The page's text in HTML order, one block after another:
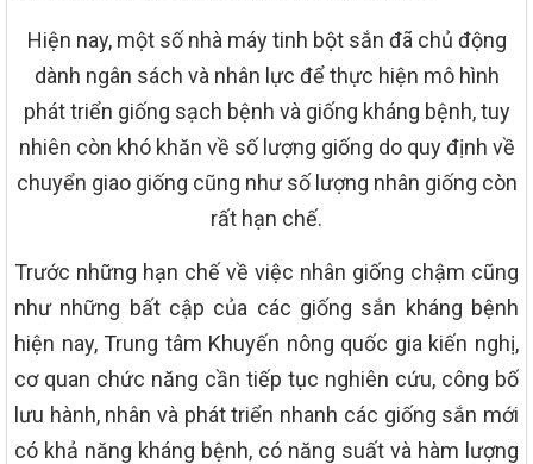
Hiện nay, một số nhà máy tinh bột sắn đã chủ động
dành ngân sách và nhân lực để thực hiện mô hình
phát triển giống sạch bệnh và giống kháng bệnh, tuy
nhiên còn khó khăn về số lượng giống do quy định về
chuyển giao giống cũng như số lượng nhân giống còn
rất hạn chế.
Trước những hạn chế về việc nhân giống chậm cũng
như những bất cập của các giống sắn kháng bệnh
hiện nay, Trung tâm Khuyến nông quốc gia kiến nghị,
cơ quan chức năng cần tiếp tục nghiên cứu, công bố
lưu hành, nhân và phát triển nhanh các giống sắn mới
có khả năng kháng bệnh, có năng suất và hàm lượng